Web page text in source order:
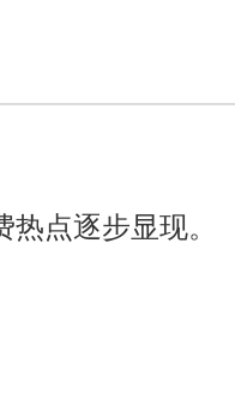
点逐步显现。